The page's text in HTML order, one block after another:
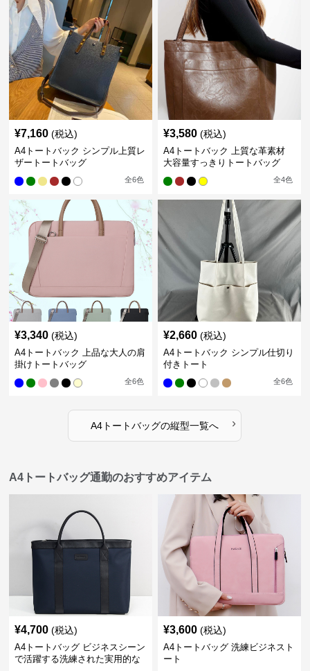
¥7,160 (税込)
A4トートバック シンプル上質レ
ザートートバッグ
全6色
¥3,580 (税込)
A4トートバック 上質な革素材
大容量すっきりトートバッグ
全4色
¥3,340 (税込)
A4トートバック 上品な大人の肩
掛けトートバッグ
全6色
¥2,660 (税込)
A4トートバック シンプル仕切り
付きトート
全6色
A4トートバッグの縦型一覧へ ›
A4トートバッグ通勤のおすすめアイテム
¥4,700 (税込)
A4トートバッグ ビジネスシーン
で活躍する洗練された実用的な
¥3,600 (税込)
A4トートバッグ 洗練ビジネスト
ート